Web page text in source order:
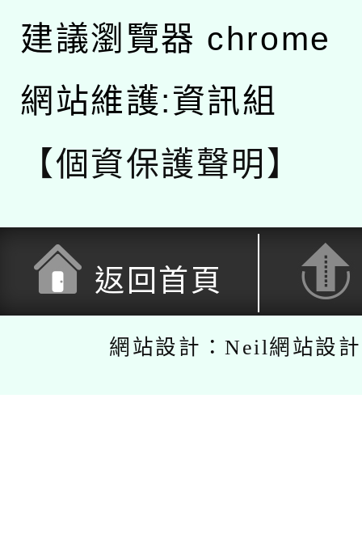
建議瀏覽器 chrome
網站維護:資訊組
【個資保護聲明】
返回首頁
網站設計：Neil網站設